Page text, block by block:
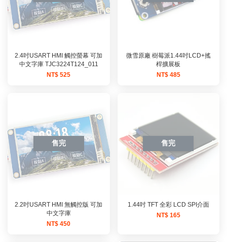
2.4吋USART HMI 觸控螢幕 可加
中文字庫 TJC3224T124_011
NT$ 525
微雪原廠 樹莓派1.44吋LCD+搖
桿擴展板
NT$ 485
售完
2.2吋USART HMI 無觸控版 可加
中文字庫
NT$ 450
售完
1.44吋 TFT 全彩 LCD SPI介面
NT$ 165